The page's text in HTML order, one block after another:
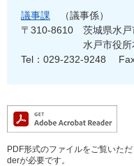
議事課
議事係
〒310-8610
茨城県水
水戸市役
Tel：029-232-9248
PDF形式のファイルをご覧いた
derが必要です。